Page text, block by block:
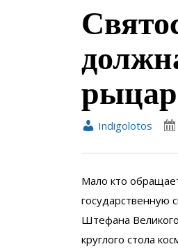
Indigolotos
Мало кто
государственную
Штефана
круглого стола